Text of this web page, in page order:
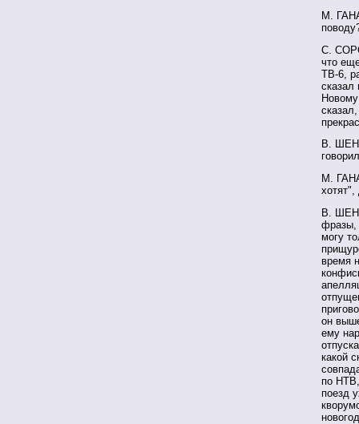
М.
С.
что
ТВ-6,
сказал
В.
М.
хотят",
В.
фразы,
могу
время
он
ему
какой
по
поезд